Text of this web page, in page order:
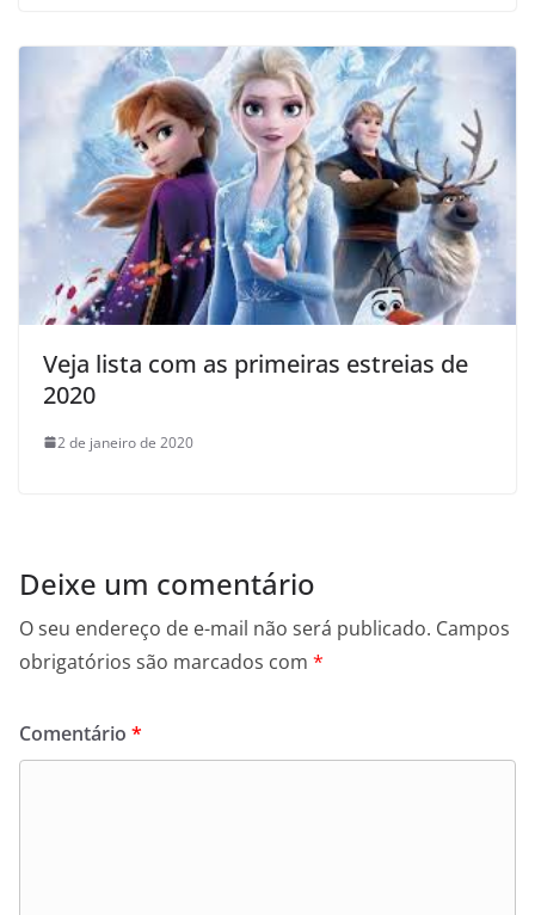
Veja lista com as primeiras estreias de
2020
2 de janeiro de 2020
Deixe um comentário
O seu endereço de e-mail não será publicado. Campos
obrigatórios são marcados com *
Comentário *